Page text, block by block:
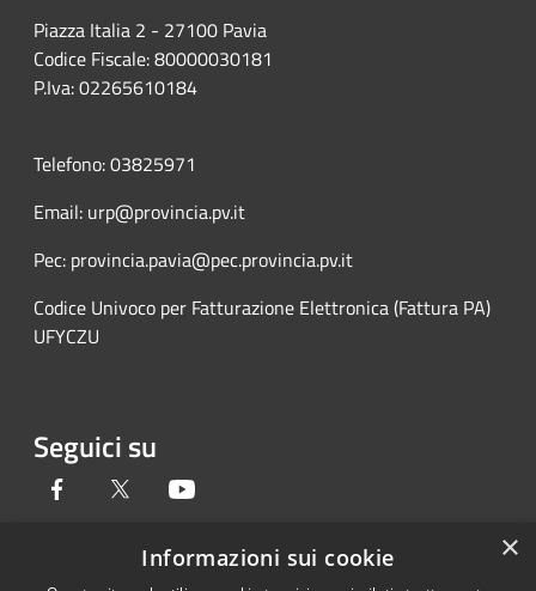
Piazza Italia 2 - 27100 Pavia
Codice Fiscale: 80000030181
P.Iva: 02265610184
Telefono: 03825971
Email: urp@provincia.pv.it
Pec: provincia.pavia@pec.provincia.pv.it
Codice Univoco per Fatturazione Elettronica (Fattura PA)
UFYCZU
Seguici su
Facebook Twitter
×
Informazioni sui cookie